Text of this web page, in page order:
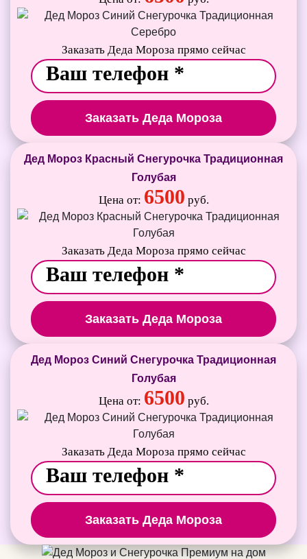
Заказать Деда Мороза прямо сейчас
Заказать Деда Мороза
Дед Мороз Красный Снегурочка Традиционная
Голубая
Цена от: 6500 руб.
Заказать Деда Мороза прямо сейчас
Заказать Деда Мороза
Дед Мороз Синий Снегурочка Традиционная
Голубая
Цена от: 6500 руб.
Заказать Деда Мороза прямо сейчас
Заказать Деда Мороза